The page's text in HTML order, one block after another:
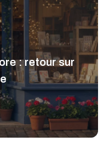
: retour sur